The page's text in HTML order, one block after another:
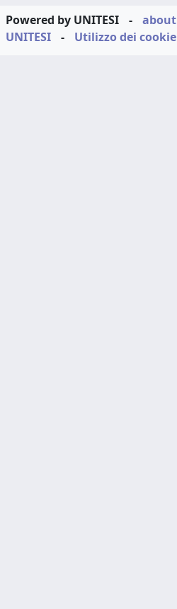
Powered by UNITESI -
about
UNITESI
- Utilizzo dei cookie